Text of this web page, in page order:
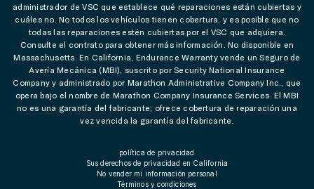
administrador de VSC que establece qué reparaciones están cubiertas y
cuáles no. No todos los vehículos tienen cobertura, y es posible que no
todas las reparaciones estén cubiertas por el VSC que adquiera.
Consulte el contrato para obtener más información. No disponible en
Massachusetts. En California, Endurance Warranty vende un Seguro de
Avería Mecánica (MBI), suscrito por Security National Insurance
Company y administrado por Marathon Administrative Company Inc., que
opera bajo el nombre de Marathon Company Insurance Services. El MBI
no es una garantía del fabricante; ofrece cobertura de reparación una
vez vencida la garantía del fabricante.
política de privacidad
Sus derechos de privacidad en California
No vender mi información personal
Términos y condiciones